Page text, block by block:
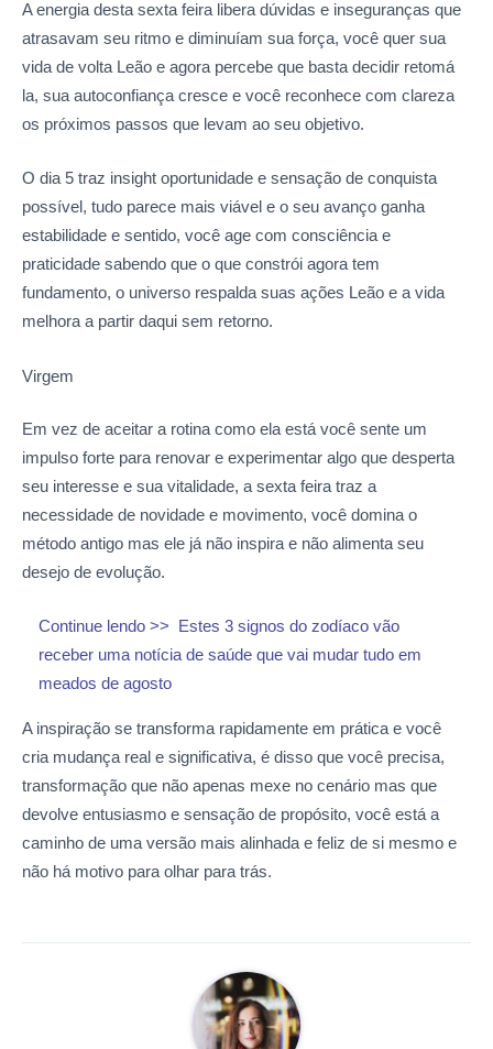
A energia desta sexta feira libera dúvidas e inseguranças que
atrasavam seu ritmo e diminuíam sua força, você quer sua
vida de volta Leão e agora percebe que basta decidir retomá
la, sua autoconfiança cresce e você reconhece com clareza
os próximos passos que levam ao seu objetivo.
O dia 5 traz insight oportunidade e sensação de conquista
possível, tudo parece mais viável e o seu avanço ganha
estabilidade e sentido, você age com consciência e
praticidade sabendo que o que constrói agora tem
fundamento, o universo respalda suas ações Leão e a vida
melhora a partir daqui sem retorno.
Virgem
Em vez de aceitar a rotina como ela está você sente um
impulso forte para renovar e experimentar algo que desperta
seu interesse e sua vitalidade, a sexta feira traz a
necessidade de novidade e movimento, você domina o
método antigo mas ele já não inspira e não alimenta seu
desejo de evolução.
Continue lendo >>
Estes 3 signos do zodíaco vão
receber uma notícia de saúde que vai mudar tudo em
meados de agosto
A inspiração se transforma rapidamente em prática e você
cria mudança real e significativa, é disso que você precisa,
transformação que não apenas mexe no cenário mas que
devolve entusiasmo e sensação de propósito, você está a
caminho de uma versão mais alinhada e feliz de si mesmo e
não há motivo para olhar para trás.